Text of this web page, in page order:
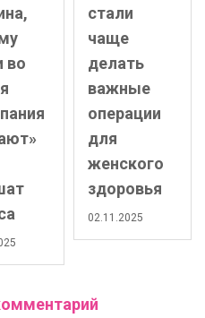
во
стали
чаще
делать
важные
операции
для
женского
здоровья
02.11.2025